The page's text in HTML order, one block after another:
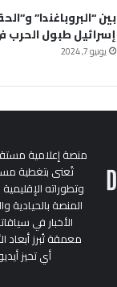
بين “البروباغندا”
إسرائيل طبول الحرب
يونيو 7, 2024
منصة إعلامية
تُعنى بتغطية
وتطوراته
المنصة بالحيادية
الأخبار في
معمقة تُبرز أبعاد
أي تحيز